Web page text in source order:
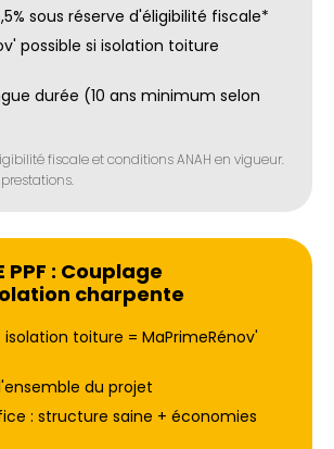
sous réserve d'éligibilité fiscale*
possible si isolation toiture
durée (10 ans minimum selon
fiscale et conditions ANAH en vigueur.
PPF : Couplage
charpente
toiture = MaPrimeRénov'
l'ensemble du projet
: structure saine + économies